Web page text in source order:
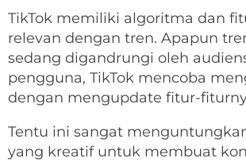
TikTok memiliki algoritma dan
relevan dengan tren. Apapun
sedang digandrungi oleh
pengguna, TikTok mencoba
dengan mengupdate fitur-
Tentu ini sangat
yang kreatif untuk membuat